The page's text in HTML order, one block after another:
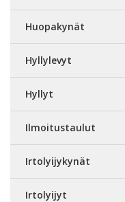
Huopakynät
Hyllylevyt
Hyllyt
Ilmoitustaulut
Irtolyijykynät
Irtolyijyt